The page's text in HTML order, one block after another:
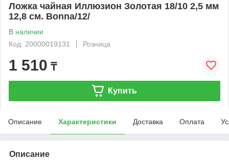
Ложка чайная Иллюзион Золотая 18/10 2,5 мм
12,8 см. Bonna/12/
В наличии
Код: 20000019131
Розница
1 510 ₸
Купить
Описание Характеристики Доставка Оплата
Описание